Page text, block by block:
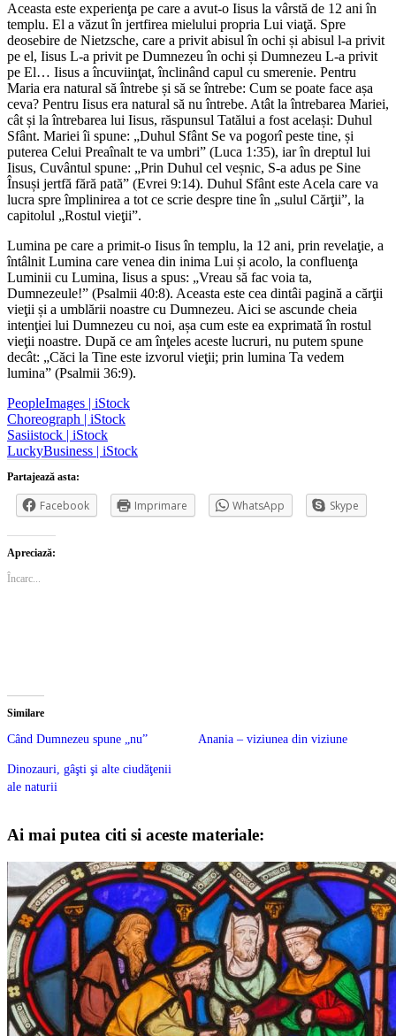
Aceasta este experienţa pe care a avut-o Iisus la vârstă de 12 ani în
templu. El a văzut în jertfirea mielului propria Lui viaţă. Spre
deosebire de Nietzsche, care a privit abisul în ochi și abisul l-a privit
pe el, Iisus L-a privit pe Dumnezeu în ochi și Dumnezeu L-a privit
pe El… Iisus a încuviinţat, înclinând capul cu smerenie. Pentru
Maria era natural să întrebe și să se întrebe: Cum se poate face așa
ceva? Pentru Iisus era natural să nu întrebe. Atât la întrebarea Mariei,
cât și la întrebarea lui Iisus, răspunsul Tatălui a fost același: Duhul
Sfânt. Mariei îi spune: „Duhul Sfânt Se va pogorî peste tine, și
puterea Celui Preaînalt te va umbri” (Luca 1:35), iar în dreptul lui
Iisus, Cuvântul spune: „Prin Duhul cel veșnic, S-a adus pe Sine
Însuși jertfă fără pată” (Evrei 9:14). Duhul Sfânt este Acela care va
lucra spre împlinirea a tot ce scrie despre tine în „sulul Cărţii”, la
capitolul „Rostul vieţii”.
Lumina pe care a primit-o Iisus în templu, la 12 ani, prin revelaţie, a
întâlnit Lumina care venea din inima Lui și acolo, la confluenţa
Luminii cu Lumina, Iisus a spus: „Vreau să fac voia ta,
Dumnezeule!” (Psalmii 40:8). Aceasta este cea dintâi pagină a cărţii
vieţii și a umblării noastre cu Dumnezeu. Aici se ascunde cheia
intenţiei lui Dumnezeu cu noi, așa cum este ea exprimată în rostul
vieţii noastre. După ce am înţeles aceste lucruri, nu putem spune
decât: „Căci la Tine este izvorul vieţii; prin lumina Ta vedem
lumina” (Psalmii 36:9).
PeopleImages | iStock
Choreograph | iStock
Sasiistock | iStock
LuckyBusiness | iStock
Partajează asta:
Facebook Imprimare WhatsApp Skype
Apreciază:
Încarc...
Similare
Când Dumnezeu spune „nu” Anania – viziunea din viziune
Dinozauri, gâşti şi alte ciudăţenii
ale naturii
Ai mai putea citi si aceste materiale: